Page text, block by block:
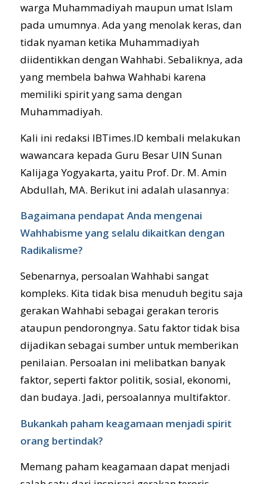
warga Muhammadiyah maupun umat Islam
pada umumnya. Ada yang menolak keras, dan
tidak nyaman ketika Muhammadiyah
diidentikkan dengan Wahhabi. Sebaliknya, ada
yang membela bahwa Wahhabi karena
memiliki spirit yang sama dengan
Muhammadiyah.
Kali ini redaksi IBTimes.ID kembali melakukan
wawancara kepada Guru Besar UIN Sunan
Kalijaga Yogyakarta, yaitu Prof. Dr. M. Amin
Abdullah, MA. Berikut ini adalah ulasannya:
Bagaimana pendapat Anda mengenai
Wahhabisme yang selalu dikaitkan dengan
Radikalisme?
Sebenarnya, persoalan Wahhabi sangat
kompleks. Kita tidak bisa menuduh begitu saja
gerakan Wahhabi sebagai gerakan teroris
ataupun pendorongnya. Satu faktor tidak bisa
dijadikan sebagai sumber untuk memberikan
penilaian. Persoalan ini melibatkan banyak
faktor, seperti faktor politik, sosial, ekonomi,
dan budaya. Jadi, persoalannya multifaktor.
Bukankah paham keagamaan menjadi spirit
orang bertindak?
Memang paham keagamaan dapat menjadi